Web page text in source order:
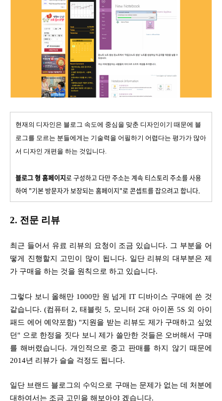
현재의 디자인은 블로그 속도에 중심을 맞춘 디자인이기 때문에 블
로그를 모르는 분들에게는 기술력을 어필하기 어렵다는 평가가 많아
서 디자인 개편을 하는 것입니다.
블로그 형 홈페이지로 구성하고 다만 주소는 계속 티스토리 주소를 사용
하여 "기본 방문자가 보장되는 홈페이지"로 콘셉트를 잡으려고 합니다.
2. 전문 리뷰
최근 들어서 유료 리뷰의 요청이 조금 있습니다. 그 부분을 어
떻게 진행할지 고민이 많이 됩니다. 일단 리뷰의 대부분은 제
가 구매을 하는 것을 원칙으로 하고 있습니다.
그렇다 보니 올해만 1000만 원 넘게 IT 디바이스 구매에 쓴 것
같습니다. (컴퓨터 2, 태블릿 5, 모니터 2대 아이폰 5S 외 아이
패드 에어 예약포함) "지원을 받는 리뷰도 제가 구매하고 싶었
던" 으로 한정을 짓다 보니제가 쓸만한 것들은 오버해서 구매
를 해버렸습니다. 개인적으로 중고 판매를 하지 않기 때문에
2014년 리뷰가 슬슬 걱정도 됩니다.
일단 브랜드 블로그의 수익으로 구매는 문제가 없는 데 처분에
대하여서는 조금 고민을 해보아야 겠습니다.